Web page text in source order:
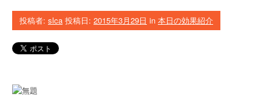
投稿者: slca 投稿日: 2015年3月29日 in 本日の効果紹介